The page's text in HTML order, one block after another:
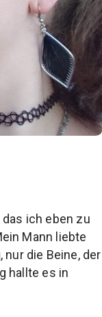
ich eben zu
Mann liebte
die Beine, der
hallte es in